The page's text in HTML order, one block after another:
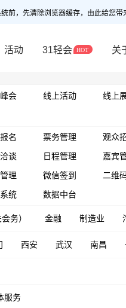
，先清除浏览器缓存，由此给您带
活动 31轻会 关
会 线上活动 线上
名 票务管理 观众
谈 日程管理 嘉宾
理 微信签到 二维
统 数据中台
务） 金融 制造业
西安 武汉 南昌
服务